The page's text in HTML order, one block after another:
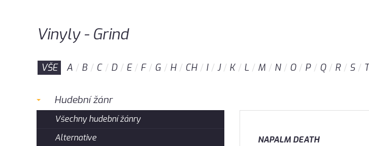
Vinyly - Grind
VŠE A B C D E F G H CH I J K L M N O P Q R S T
Hudební žánr
Všechny hudební žánry
Alternative
NAPALM DEATH